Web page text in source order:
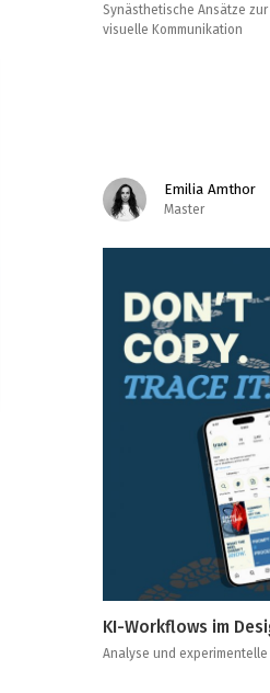
Synästhetische Ansätze
visuelle Kommunikation
Emilia Amthor
Master
KI-Workflows im
Analyse und